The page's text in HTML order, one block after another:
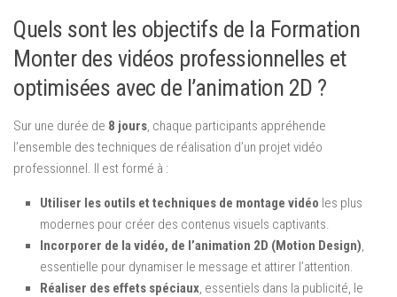
Quels sont les objectifs de la Formation
Monter des vidéos professionnelles et
optimisées avec de l’animation 2D ?
Sur une durée de 8 jours, chaque participants appréhende
l’ensemble des techniques de réalisation d’un projet vidéo
professionnel. Il est formé à :
Utiliser les outils et techniques de montage vidéo les plus
modernes pour créer des contenus visuels captivants.
Incorporer de la vidéo, de l’animation 2D (Motion Design),
essentielle pour dynamiser le message et attirer l’attention.
Réaliser des effets spéciaux, essentiels dans la publicité, le